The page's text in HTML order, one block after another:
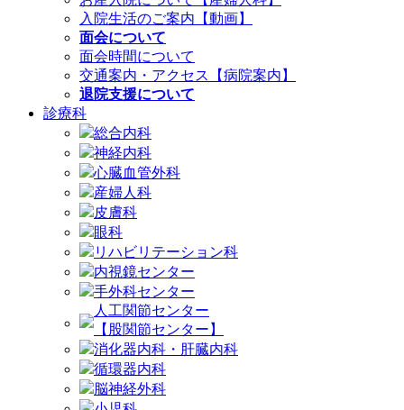
入院生活のご案内【動画】
面会について
面会時間について
交通案内・アクセス【病院案内】
退院支援について
診療科
総合内科
神経内科
心臓血管外科
産婦人科
皮膚科
眼科
リハビリテーション科
内視鏡センター
手外科センター
人工関節センター
【股関節センター】
消化器内科・肝臓内科
循環器内科
脳神経外科